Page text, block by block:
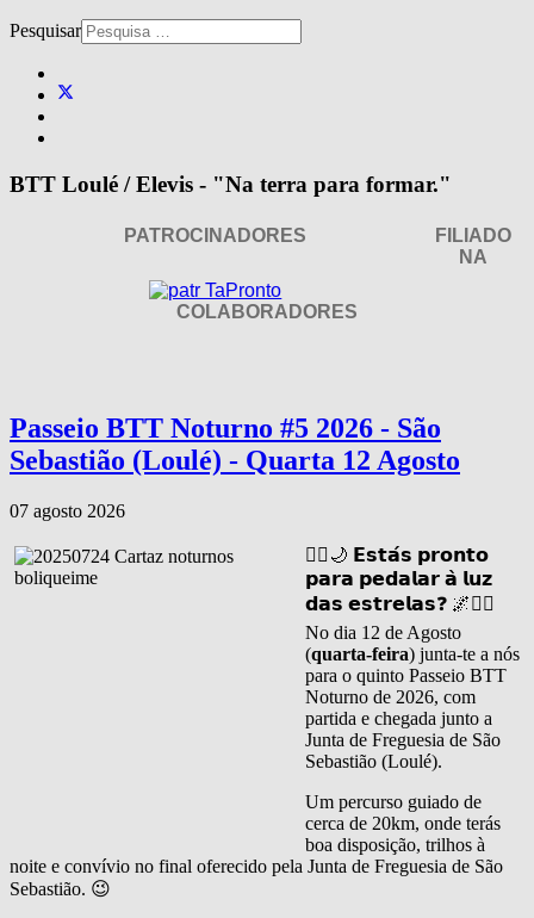
Pesquisar
BTT Loulé / Elevis - "Na terra para formar."
PATROCINADORES
FILIADO
NA
COLABORADORES
Passeio BTT Noturno #5 2026 - São
Sebastião (Loulé) - Quarta 12 Agosto
07 agosto 2026
🚴‍♂️🌙 𝗘𝘀𝘁𝗮́𝘀 𝗽𝗿𝗼𝗻𝘁𝗼
𝗽𝗮𝗿𝗮 𝗽𝗲𝗱𝗮𝗹𝗮𝗿 𝗮̀ 𝗹𝘂𝘇
𝗱𝗮𝘀 𝗲𝘀𝘁𝗿𝗲𝗹𝗮𝘀❓ 🌌🚴‍♀️
No dia 12 de Agosto
(quarta-feira) junta-te a nós
para o quinto Passeio BTT
Noturno de 2026, com
partida e chegada junto a
Junta de Freguesia de São
Sebastião (Loulé).
Um percurso guiado de
cerca de 20km, onde terás
boa disposição, trilhos à
noite e convívio no final oferecido pela Junta de Freguesia de São
Sebastião. 😉